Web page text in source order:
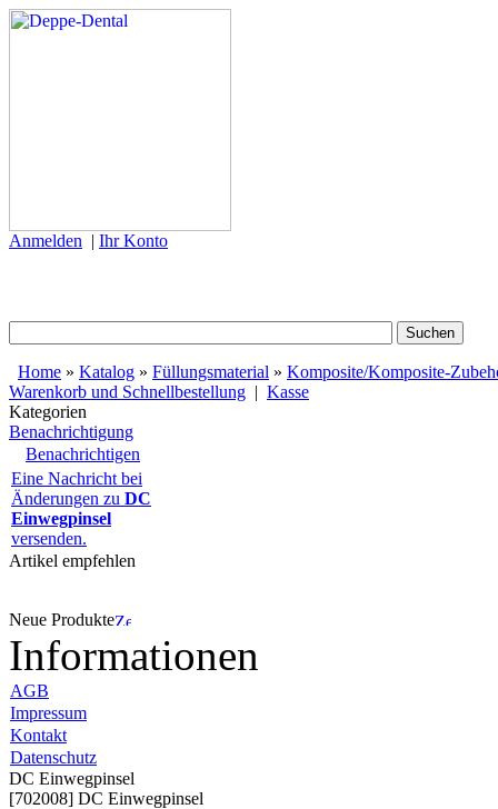
Anmelden | Ihr Konto
Home » Katalog » Füllungsmaterial » Komposite/Komposite-
Warenkorb und Schnellbestellung | Kasse
Kategorien
Benachrichtigung
Benachrichtigen
Eine Nachricht bei
Änderungen zu DC
Einwegpinsel
versenden.
Artikel empfehlen
Neue Produkte
Informationen
AGB
Impressum
Kontakt
Datenschutz
DC Einwegpinsel
[702008] DC Einwegpinsel